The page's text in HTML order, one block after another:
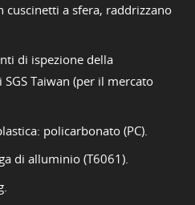
a sfera, raddrizzano
di ispezione della
Taiwan (per il mercato
policarbonato (PC).
di alluminio (T6061).